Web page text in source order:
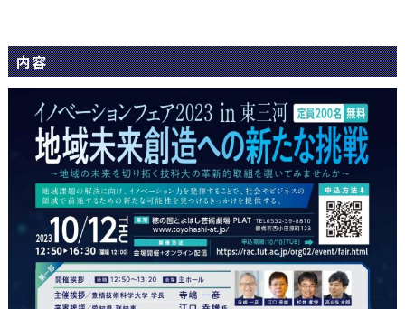
交通アクセス お問合せ
サイトマップ トップに戻る
内容